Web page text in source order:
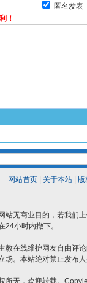
匿名发表
！
网站首页| 关于本站| 版
站无商业目的，若我们
24小时内撤下。
教在线维护网友自由评
场。本站绝对禁止发布
所无，欢迎转载。